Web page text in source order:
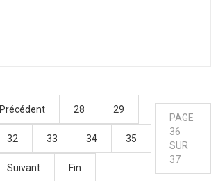
Précédent 28 29
32 33 34 35
Suivant Fin
PAGE
36
SUR
37